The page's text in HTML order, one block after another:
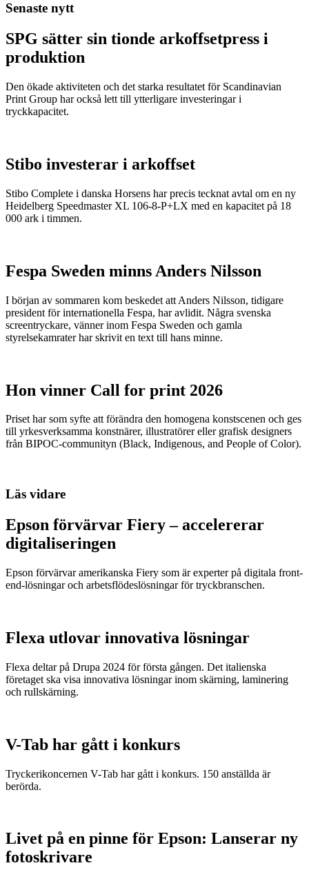
Senaste nytt
SPG sätter sin tionde arkoffsetpress i
produktion
Den ökade aktiviteten och det starka resultatet för Scandinavian
Print Group har också lett till ytterligare investeringar i
tryckkapacitet.
Stibo investerar i arkoffset
Stibo Complete i danska Horsens har precis tecknat avtal om en ny
Heidelberg Speedmaster XL 106-8-P+LX med en kapacitet på 18
000 ark i timmen.
Fespa Sweden minns Anders Nilsson
I början av sommaren kom beskedet att Anders Nilsson, tidigare
president för internationella Fespa, har avlidit. Några svenska
screentryckare, vänner inom Fespa Sweden och gamla
styrelsekamrater har skrivit en text till hans minne.
Hon vinner Call for print 2026
Priset har som syfte att förändra den homogena konstscenen och ges
till yrkesverksamma konstnärer, illustratörer eller grafisk designers
från BIPOC-communityn (Black, Indigenous, and People of Color).
Läs vidare
Epson förvärvar Fiery – accelererar
digitaliseringen
Epson förvärvar amerikanska Fiery som är experter på digitala front-
end-lösningar och arbetsflödeslösningar för tryckbranschen.
Flexa utlovar innovativa lösningar
Flexa deltar på Drupa 2024 för första gången. Det italienska
företaget ska visa innovativa lösningar inom skärning, laminering
och rullskärning.
V-Tab har gått i konkurs
Tryckerikoncernen V-Tab har gått i konkurs. 150 anställda är
berörda.
Livet på en pinne för Epson: Lanserar ny
fotoskrivare